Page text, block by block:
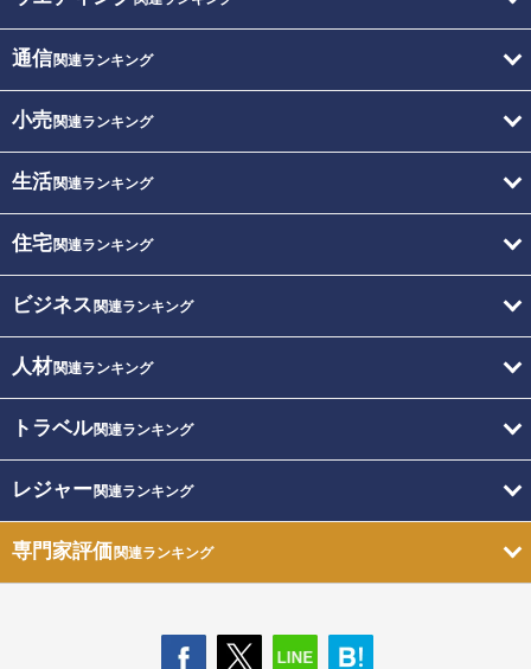
通信関連ランキング
小売関連ランキング
生活関連ランキング
住宅関連ランキング
ビジネス 関連ランキング
人材関連ランキング
トラベル関連ランキング
レジャー関連ランキング
専門家評価関連ランキング